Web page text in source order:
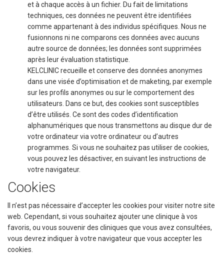
et à chaque accès à un fichier. Du fait de limitations
techniques, ces données ne peuvent être identifiées
comme appartenant à des individus spécifiques. Nous ne
fusionnons ni ne comparons ces données avec aucuns
autre source de données; les données sont supprimées
après leur évaluation statistique.
KELCLINIC recueille et conserve des données anonymes
dans une visée d’optimisation et de maketing, par exemple
sur les profils anonymes ou sur le comportement des
utilisateurs. Dans ce but, des cookies sont susceptibles
d’être utilisés. Ce sont des codes d’identification
alphanumériques que nous transmettons au disque dur de
votre ordinateur via votre ordinateur ou d’autres
programmes. Si vous ne souhaitez pas utiliser de cookies,
vous pouvez les désactiver, en suivant les instructions de
votre navigateur.
Cookies
Il n’est pas nécessaire d’accepter les cookies pour visiter notre site
web. Cependant, si vous souhaitez ajouter une clinique à vos
favoris, ou vous souvenir des cliniques que vous avez consultées,
vous devrez indiquer à votre navigateur que vous accepter les
cookies.